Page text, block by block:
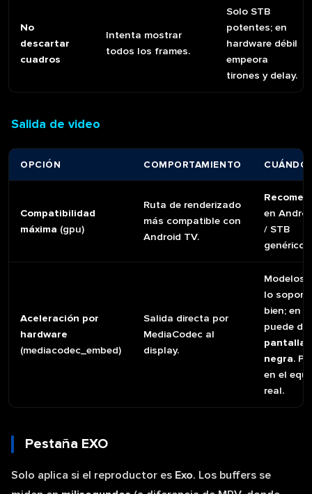
No
descartar
cuadros
Intenta mostrar
todos los frames.
Solo STB
potentes; en
hardware débil
empeora
tirones y delay.
Salida de video
OPCIÓN COMPORTAMIENTO CUÁNDO
Compatibilidad
máxima (gpu)
Ruta de renderizado
más compatible con
Android TV.
en
/ STB
genéricos.
Aceleración por
hardware
(mediacodec_embed)
Salida directa por
MediaCodec al
display.
Modelos
lo
bien; en
puede dar
pantalla
negra.
en el
real.
Pestaña EXO
Solo aplica si el reproductor es Exo. Los buffers se